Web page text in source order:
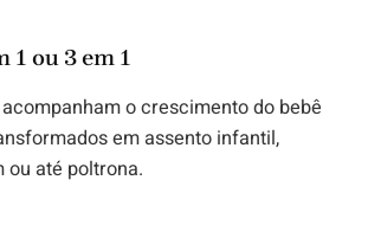
1 ou 3 em 1
o crescimento do bebê
em assento infantil,
até poltrona.